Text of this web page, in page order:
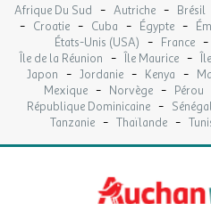
Afrique Du Sud - Autriche - Brésil
- Croatie - Cuba - Égypte -
États-Unis (USA) - France -
Île de la Réunion - Île Maurice -
Japon - Jordanie - Kenya -
Mexique - Norvège - Pérou
République Dominicaine -
Tanzanie - Thaïlande -